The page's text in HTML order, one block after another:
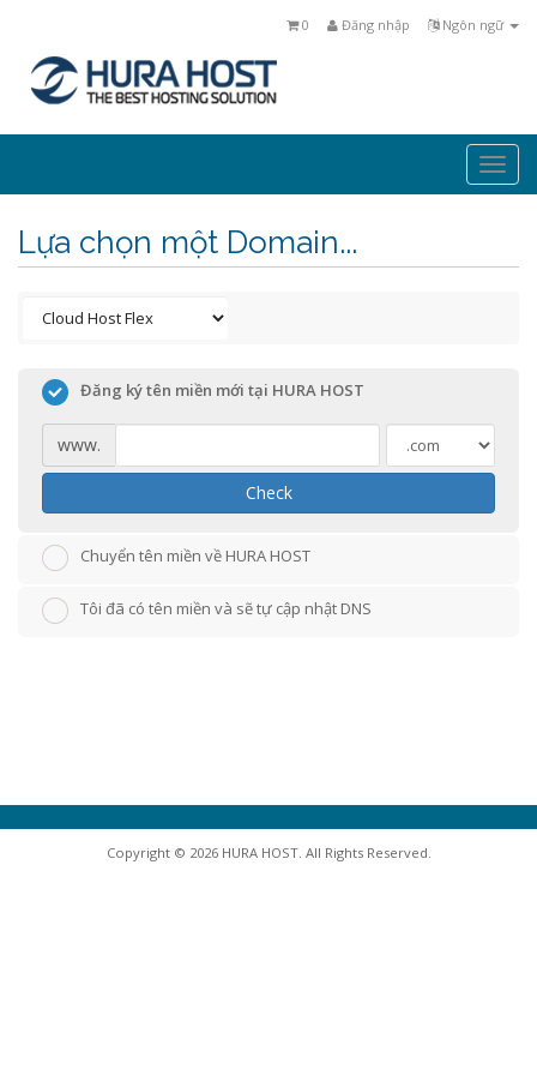
Ngôn ngữ
Đăng nhập
0
Lựa chọn một Domain...
Đăng ký tên miền mới tại HURA HOST
www.
Check
Chuyển tên miền về HURA HOST
Tôi đã có tên miền và sẽ tự cập nhật DNS
Copyright © 2026 HURA HOST. All Rights Reserved.